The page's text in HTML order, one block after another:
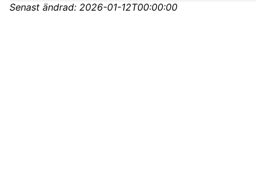
Senast ändrad: 2026-01-12T00:00:00